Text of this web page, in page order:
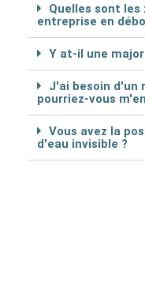
Quelles sont
entreprise en
Y at-il une
J'ai besoin d'un
pourriez-vous
Vous avez la
d'eau invisible ?